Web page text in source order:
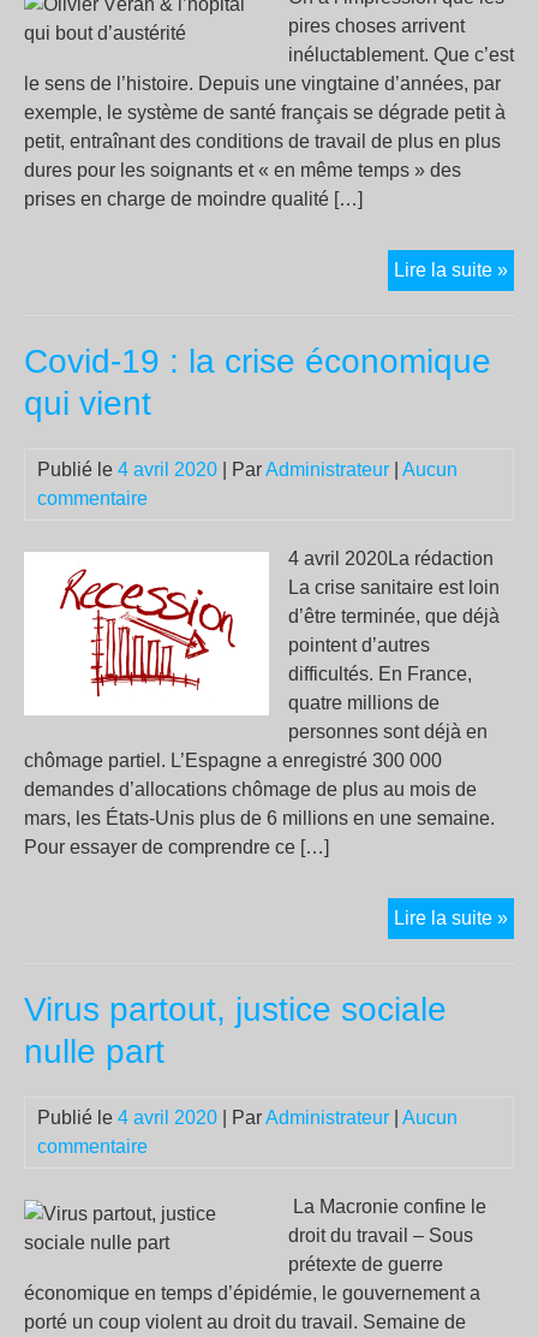
pires choses arrivent
inéluctablement. Que c’est
le sens de l’histoire. Depuis une vingtaine d’années, par
exemple, le système de santé français se dégrade petit à
petit, entraînant des conditions de travail de plus en plus
dures pour les soignants et « en même temps » des
prises en charge de moindre qualité […]
Lire la suite »
Covid-19 : la crise économique
qui vient
Publié le 4 avril 2020 | ParAdministrateur
Aucun
commentaire
4 avril 2020La rédaction
La crise sanitaire est loin
d’être terminée, que déjà
pointent d’autres
difficultés. En France,
quatre millions de
personnes sont déjà en
chômage partiel. L’Espagne a enregistré 300 000
demandes d’allocations chômage de plus au mois de
mars, les États-Unis plus de 6 millions en une semaine.
Pour essayer de comprendre ce […]
Lire la suite »
19
Virus partout, justice sociale
nulle part
Publié le 4 avril 2020 | ParAdministrateur
Aucun
commentaire
La Macronie confine le
droit du travail – Sous
prétexte de guerre
économique en temps d’épidémie, le gouvernement a
porté un coup violent au droit du travail. Semaine de